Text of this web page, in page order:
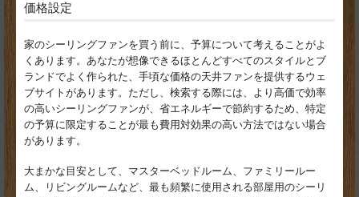
価格設定
家のシーリングファンを買う前に、予算について考えることがよ
くあります。あなたが想像できるほとんどすべてのスタイルとブ
ランドでよく作られた、手頃な価格の天井ファンを提供するウェ
ブサイトがあります。ただし、検索する際には、より高価で効率
の高いシーリングファンが、省エネルギーで節約するため、特定
の予算に限定することが最も費用対効果の高い方法ではない場合
があります。
大まかな目安として、マスターベッドルーム、ファミリールー
ム、リビングルームなど、最も頻繁に使用される部屋用のシーリ